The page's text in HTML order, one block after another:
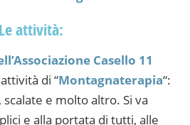
Le attività:
Casello 11
di “Montagnaterapia“:
e molto altro. Si va
e alla portata di tutti, alle